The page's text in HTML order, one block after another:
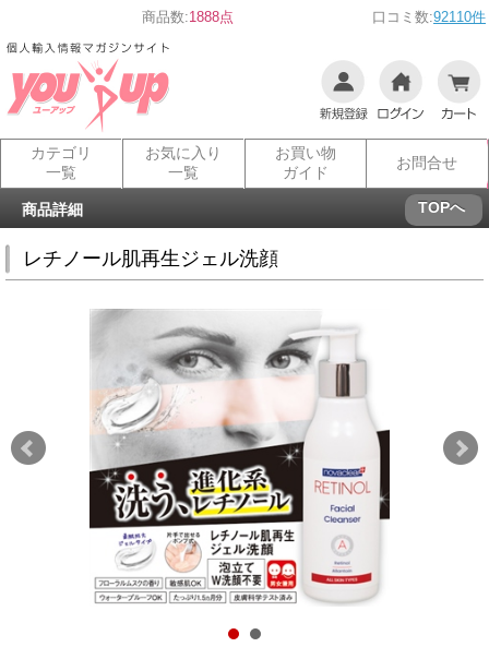
商品数:1888点 口コミ数:92110件
カテゴリ
一覧
お気に入り
一覧
お買い物
ガイド
お問合せ
商品詳細 TOPへ
レチノール肌再生ジェル洗顔